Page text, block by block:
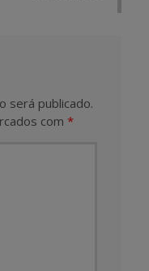
será publicado.
com *